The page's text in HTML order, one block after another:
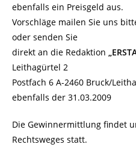
ebenfalls ein Preisgeld aus.
Vorschläge mailen Sie uns
oder senden Sie
direkt an die Redaktion
Leithagürtel 2
Postfach 6 A-2460 Bruck/
ebenfalls der 31.03.2009
Die Gewinnermittlung findet
Rechtsweges statt.